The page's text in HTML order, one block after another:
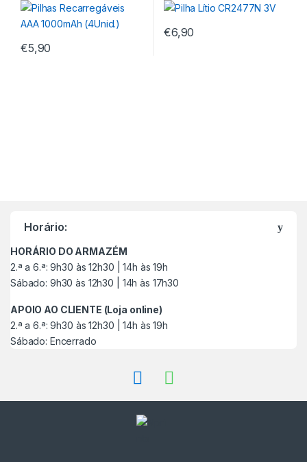
€5,90
€6,90
r
Horário:
HORÁRIO DO ARMAZÉM
2.ª a 6.ª: 9h30 às 12h30 | 14h às 19h
Sábado: 9h30 às 12h30 | 14h às 17h30
APOIO AO CLIENTE (Loja online)
2.ª a 6.ª: 9h30 às 12h30 | 14h às 19h
Sábado: Encerrado